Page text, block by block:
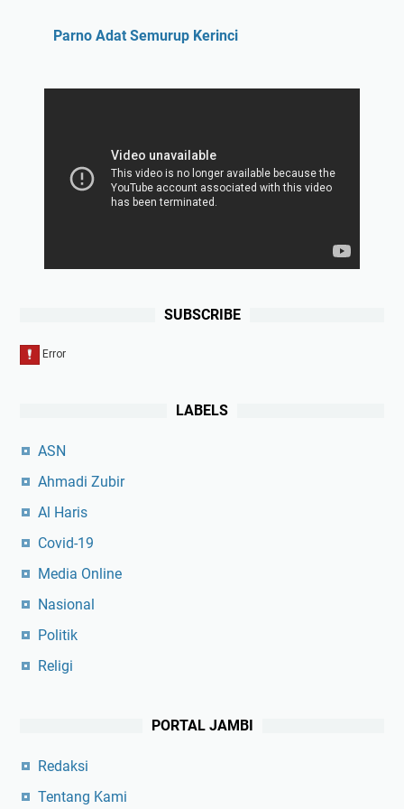
Parno Adat Semurup Kerinci
SUBSCRIBE
LABELS
ASN
Ahmadi Zubir
Al Haris
Covid-19
Media Online
Nasional
Politik
Religi
PORTAL JAMBI
Redaksi
Tentang Kami